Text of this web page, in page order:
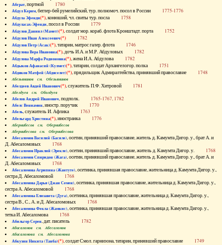
Абграт, портной 1780
Абдул Керим, беглер-бей румелийский, тур. полномоч. посол в России 1775-1776
Абдула Эфенди(*), конюший, чл. свиты тур. посла 1758
Абдуласах-Эфенди, посол в России 1779
Абдулов Даниил (Мамет)(*), солдат мор. кораб. флота Кронштадт. порта 1752
Абдулов Иван Алексеевич(*) 1782
Абдулов Петр (Асак)(*), татарин, матрос галер. флота 1746
Абдулова Вера Ивановна(*), дочь И.А. и М.Р. Абдуловых 1782
Абдулова Марфа Родионовна(*), жена И.А. Абдулова 1782
Абдыков Афанасий (Кулмет)(*), татарин, солдат Архангелогор. полка 1751
Абдяков Матфей (Абдяселет)(*), прядильщик Адмиралтейства, принявший православие 1748
Абезьянинов см. Обезьянинов
Абелдеев Авдей Иванович(*), служитель П.Ф. Хитровой 1781
Абелдуев см. Оболдуев
Абелов Андрей Иванович, подполк. 1765-1767, 1782
Абелс Вениамин, иностр. поручик 1770
Абель, служитель И. Афлика 1763
Абельгард Христина(*), иностранка 1776
Абернибесов см. Обернибесов
Абернибесова см. Обернибесова
Абесаломов Василий (Басиле), осетин, принявший православие, житель д. Камумта Дигор. у., брат А. и
Д. Абесаломовых 1768
Абесаломов Ираклий (Эрекле), осетин, принявший православие, житель д. Камумта Дигор. у. 1768
Абесаломов Спиридон (Жага), осетин, принявший православие, житель д. Камумта Дигор. у., брат А. и
Д. Абесаломовых 1768
Абесаломова Агрипина (Жантуте), осетинка, принявшая православие, жительница д. Камумта Дигор. у.,
сестра Д. Абесаломовой 1768
Абесаломова Дарья (Джан Семен), осетинка, принявшая православие, жительница д. Камумта Дигор. у.,
сестра А. Абесаломовой 1768
Абесаломова Елизавета (Дуга), осетинка, принявшая православие, жительница д. Камумта Дигор. у.,
сестра В., С., А. и Д. Абесаломовых 1768
Абесаломова Фекла (Жамкис), осетинка, принявшая православие, жительница д. Камумта Дигор. у.,
тетка И. Абесаломова 1768
Абильгор Серен, дат. писатель 1782
Абисаломов см. Абесаломов
Абисаломова см. Абесаломова
Абкузин Никита (Танба)(*), солдат Смол. гарнизона, татарин, принявший православие 1749